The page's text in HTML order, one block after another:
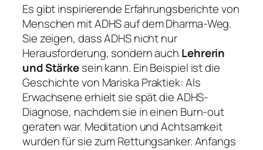
Es gibt inspirierende Erfahrungsberichte von
Menschen mit ADHS auf dem Dharma-Weg.
Sie zeigen, dass ADHS nicht nur
Herausforderung, sondern auch Lehrerin
und Stärkesein kann. Ein Beispiel ist die
Geschichte von Mariska Praktiek: Als
Erwachsene erhielt sie spät die ADHS-
Diagnose, nachdem sie in einen Burn-out
geraten war. Meditation und Achtsamkeit
wurden für sie zum Rettungsanker. Anfangs